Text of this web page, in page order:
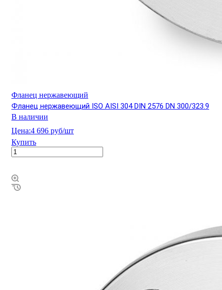
Фланец нержавеющий
Фланец нержавеющий ISO AISI 304 DIN 2576 DN 300/323.9
В наличии
Цена:4 696 руб/шт
Купить